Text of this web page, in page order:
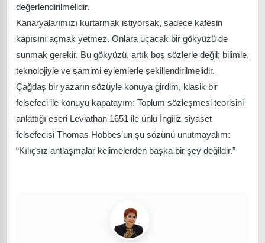
değerlendirilmelidir.
Kanaryalarımızı kurtarmak istiyorsak, sadece kafesin
kapısını açmak yetmez. Onlara uçacak bir gökyüzü de
sunmak gerekir. Bu gökyüzü, artık boş sözlerle değil; bilimle,
teknolojiyle ve samimi eylemlerle şekillendirilmelidir.
Çağdaş bir yazarın sözüyle konuya girdim, klasik bir
felsefeci ile konuyu kapatayım: Toplum sözleşmesi teorisini
anlattığı eseri Leviathan 1651 ile ünlü İngiliz siyaset
felsefecisi Thomas Hobbes’un şu sözünü unutmayalım:
“Kılıçsız antlaşmalar kelimelerden başka bir şey değildir.”